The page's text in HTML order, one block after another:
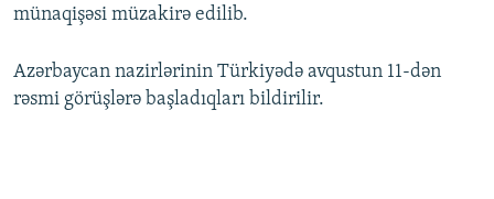
münaqişəsi müzakirə edilib.
Azərbaycan nazirlərinin Türkiyədə avqustun 11-dən
rəsmi görüşlərə başladıqları bildirilir.